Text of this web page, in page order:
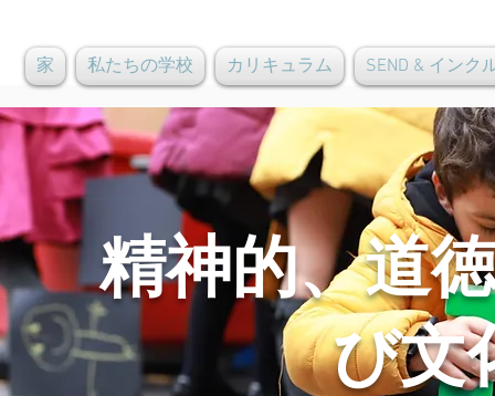
家 私たちの学校 カリキュラム SEND & インク
精神的、道
び文